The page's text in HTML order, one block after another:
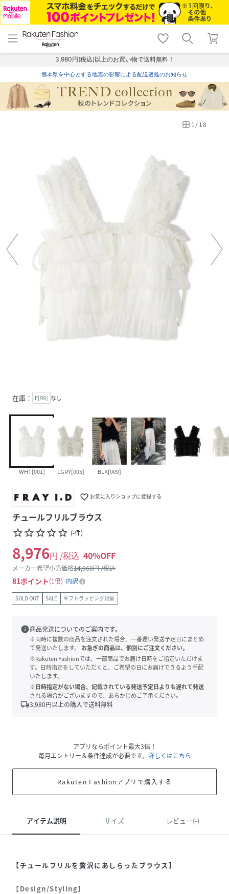
menu home
トップ
shopping_cart lock_outline
ログイン
3,980円(税込)以上のお買い物で送料無料！
熊本県を中心とする地震の影響による配送遅延のお知らせ
1/18
在庫： F[99] なし
WHT[001] LGRY[005] BLK[009]
favorite_border お気に入りショップに登録する
チュールフリルブラウス
star_borderstar_borderstar_borderstar_borderstar_border (-件)
8,976円 /税込 40%OFF
メーカー希望小売価格14,960円 /税込
81ポイント 1倍 内訳
SOLD OUT SALE ギフトラッピング対象
info商品発送についてのご案内です。
※同時に複数の商品を注文された場合、一番遅い発送予定日にまとめ
て発送いたします。
お急ぎの商品は、個別にご注文ください。
※Rakuten Fashionでは、一部商品でお届け日時をご指定いただけま
す。日時指定をしていただくと、ご希望の日にお届けできるよう手配
いたします。
※日時指定がない場合、記載されている発送予定日よりも遅れて発送
される場合がございますので、あらかじめご了承ください。
local_shipping3,980円以上の購入で送料無料
アプリならポイント最大3倍！
毎月エントリー＆条件達成が必要です。 詳しくはこちら
Rakuten Fashionアプリで購入する
アイテム説明 サイズ レビュー(-)
【チュールフリルを贅沢にあしらったブラウス】
【Design/Styling】